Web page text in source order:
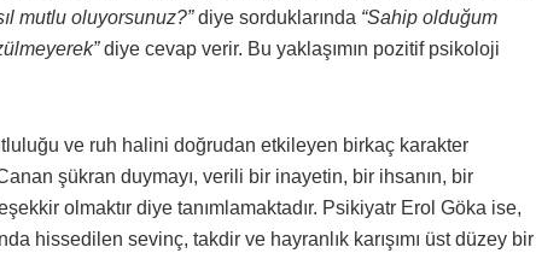
mutlu oluyorsunuz?”diye sorduklarında “Sahip olduğum
diye cevap verir. Bu yaklaşımın pozitif psikoloji
ve ruh halini doğrudan etkileyen birkaç karakter
şükran duymayı, verili bir inayetin, bir ihsanın, bir
olmaktır diye tanımlamaktadır. Psikiyatr Erol Göka ise,
hissedilen sevinç, takdir ve hayranlık karışımı üst düzey bir